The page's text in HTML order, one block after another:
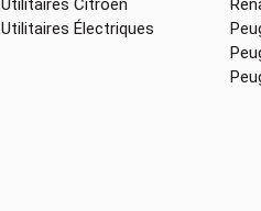
Utilitaires Citroën
Utilitaires Électriques